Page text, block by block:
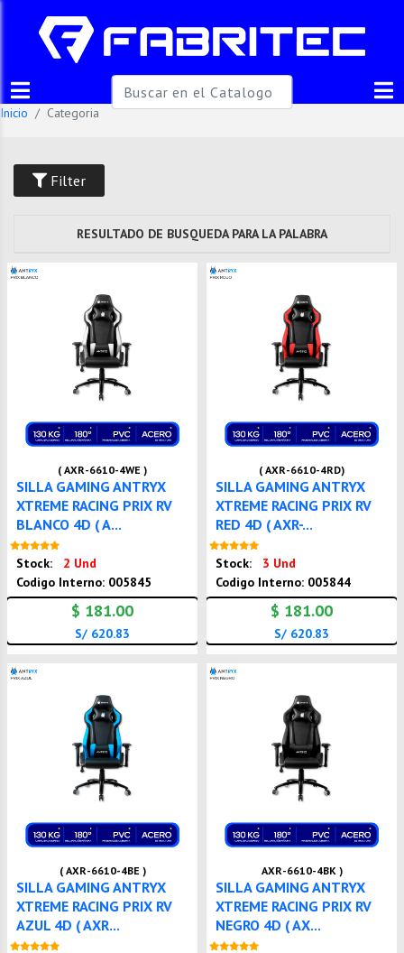
Inicio Categoria
Filter
RESULTADO DE BUSQUEDA PARA LA PALABRA
( AXR-6610-4WE )
SILLA GAMING ANTRYX
XTREME RACING PRIX RV
BLANCO 4D ( A...
Stock:
2 Und
Codigo Interno: 005845
$ 181.00
S/ 620.83
( AXR-6610-4RD)
SILLA GAMING ANTRYX
XTREME RACING PRIX RV
RED 4D ( AXR-...
Stock:
3 Und
Codigo Interno: 005844
$ 181.00
S/ 620.83
( AXR-6610-4BE )
SILLA GAMING ANTRYX
XTREME RACING PRIX RV
AZUL 4D ( AXR...
AXR-6610-4BK )
SILLA GAMING ANTRYX
XTREME RACING PRIX RV
NEGRO 4D ( AX...